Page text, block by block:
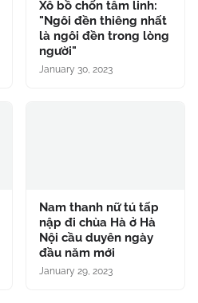
Xô bồ chốn tâm linh:
"Ngôi đền thiêng nhất
là ngôi đền trong lòng
người"
January 30, 2023
Nam thanh nữ tú tấp
nập đi chùa Hà ở Hà
Nội cầu duyên ngày
đầu năm mới
January 29, 2023